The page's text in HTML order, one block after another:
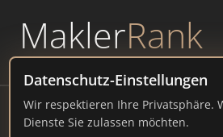
MaklerRank
powered byWAVEPOINT
Datenschutz-Einstellungen
Wir respektieren Ihre Privatsphäre.
Dienste Sie zulassen möchten.
Immospex